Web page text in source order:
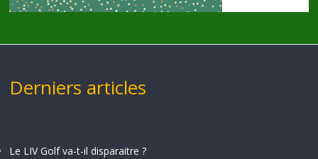
Derniers articles
Le LIV Golf va-t-il disparaitre ?